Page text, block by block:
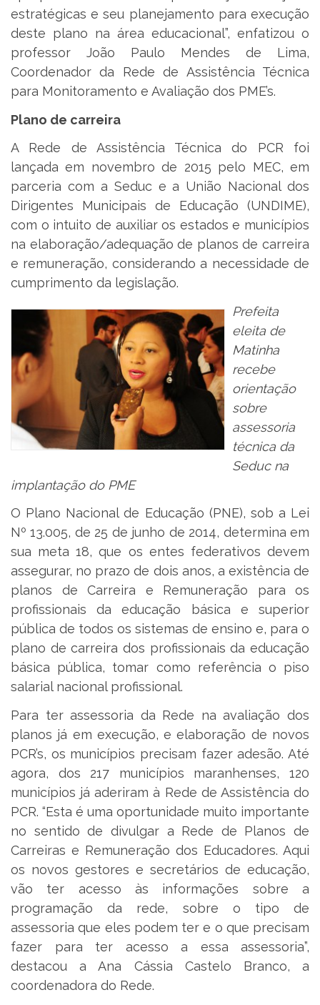
estratégicas e seu planejamento para execução
deste plano na área educacional”, enfatizou o
professor João Paulo Mendes de Lima,
Coordenador da Rede de Assistência Técnica
para Monitoramento e Avaliação dos PME’s.
Plano de carreira
A Rede de Assistência Técnica do PCR foi
lançada em novembro de 2015 pelo MEC, em
parceria com a Seduc e a União Nacional dos
Dirigentes Municipais de Educação (UNDIME),
com o intuito de auxiliar os estados e municípios
na elaboração/adequação de planos de carreira
e remuneração, considerando a necessidade de
cumprimento da legislação.
Prefeita
eleita de
Matinha
recebe
orientação
sobre
assessoria
técnica da
Seduc na
implantação do PME
O Plano Nacional de Educação (PNE), sob a Lei
Nº 13.005, de 25 de junho de 2014, determina em
sua meta 18, que os entes federativos devem
assegurar, no prazo de dois anos, a existência de
planos de Carreira e Remuneração para os
profissionais da educação básica e superior
pública de todos os sistemas de ensino e, para o
plano de carreira dos profissionais da educação
básica pública, tomar como referência o piso
salarial nacional profissional.
Para ter assessoria da Rede na avaliação dos
planos já em execução, e elaboração de novos
PCR’s, os municípios precisam fazer adesão. Até
agora, dos 217 municípios maranhenses, 120
municípios já aderiram à Rede de Assistência do
PCR. “Esta é uma oportunidade muito importante
no sentido de divulgar a Rede de Planos de
Carreiras e Remuneração dos Educadores. Aqui
os novos gestores e secretários de educação,
vão ter acesso às informações sobre a
programação da rede, sobre o tipo de
assessoria que eles podem ter e o que precisam
fazer para ter acesso a essa assessoria”,
destacou a Ana Cássia Castelo Branco, a
coordenadora do Rede.